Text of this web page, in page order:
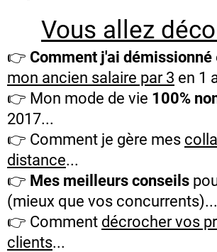
Vous allez
👉 Comment j'ai démissionné
mon ancien salaire par 3 en 1
👉 Mon mode de vie 100%
2017...
👉 Comment je gère mes
distance...
👉 Mes meilleurs conseils
(mieux que vos concurrents)...
👉 Comment décrocher vos
clients...